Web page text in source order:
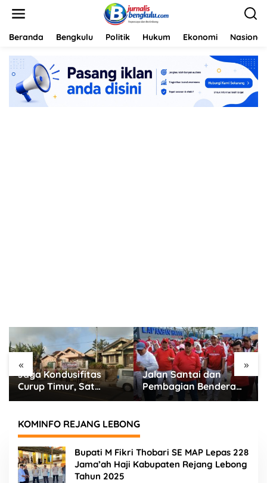
Beranda Bengkulu Politik Hukum Ekonomi Nasional
« »
Jalan Santai dan
Pembagian Bendera
Merah Putih
Kemerdekaan di
Kabupaten Lebong
Ayah Tiri Cabuli Anak,
Pengadilan Kepahiang
Jatuhkan Vonis 18
KOMINFO REJANG LEBONG
Bupati M Fikri Thobari SE MAP Lepas 228
Jama’ah Haji Kabupaten Rejang Lebong
Tahun 2025